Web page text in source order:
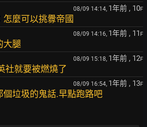
08/09 14:14, 1年前 , 10F
怎麼可以挑釁帝國
08/09 14:16, 1年前 , 11 F
大腿
08/09 15:18, 1年前 , 12F
社就要被燃燒了
08/09 16:54, 1年前 , 13F
個垃圾的鬼話.早點跑路吧